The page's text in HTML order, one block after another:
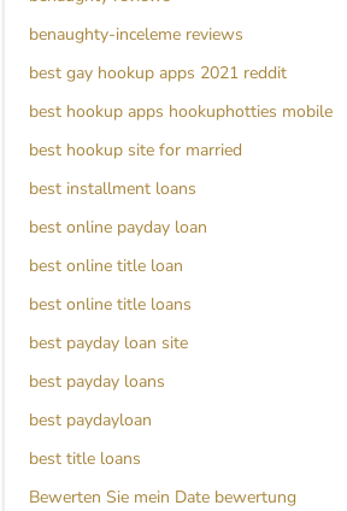
benaughty-inceleme reviews
best gay hookup apps 2021 reddit
best hookup apps hookuphotties mobile
best hookup site for married
best installment loans
best online payday loan
best online title loan
best online title loans
best payday loan site
best payday loans
best paydayloan
best title loans
Bewerten Sie mein Date bewertung